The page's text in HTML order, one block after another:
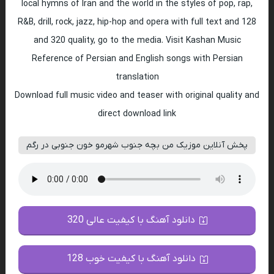
local hymns of Iran and the world in the styles of pop, rap,
R&B, drill, rock, jazz, hip-hop and opera with full text and 128
and 320 quality, go to the media. Visit Kashan Music
Reference of Persian and English songs with Persian
translation
Download full music video and teaser with original quality and
direct download link
پخش آنلاین موزیک من بچه جنوب شهرمو خون جنوبی در رگم
دانلود آهنگ با کیفیت عالی 320
دانلود آهنگ با کیفیت خوب 128